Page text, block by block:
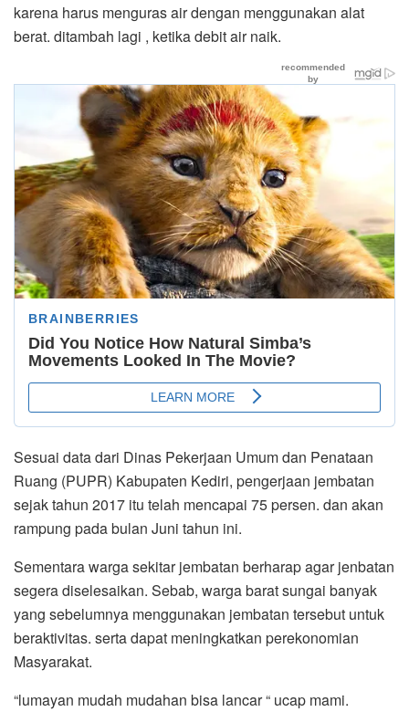
karena harus menguras air dengan menggunakan alat
berat. ditambah lagi , ketika debit air naik.
Sesuai data dari Dinas Pekerjaan Umum dan Penataan
Ruang (PUPR) Kabupaten Kediri, pengerjaan jembatan
sejak tahun 2017 itu telah mencapai 75 persen. dan akan
rampung pada bulan Juni tahun ini.
Sementara warga sekitar jembatan berharap agar jenbatan
segera diselesaikan. Sebab, warga barat sungai banyak
yang sebelumnya menggunakan jembatan tersebut untuk
beraktivitas. serta dapat meningkatkan perekonomian
Masyarakat.
“lumayan mudah mudahan bisa lancar “ ucap mami.